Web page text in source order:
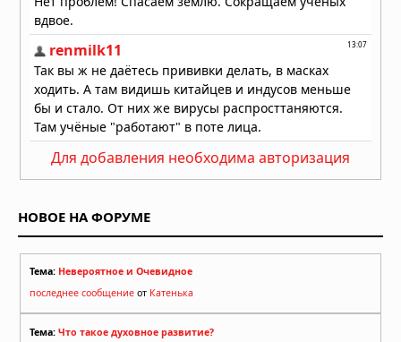
Для добавления необходима авторизация
НОВОЕ НА ФОРУМЕ
Тема: Невероятное и Очевидное
последнее сообщение от Катенька
Тема: Что такое духовное развитие?